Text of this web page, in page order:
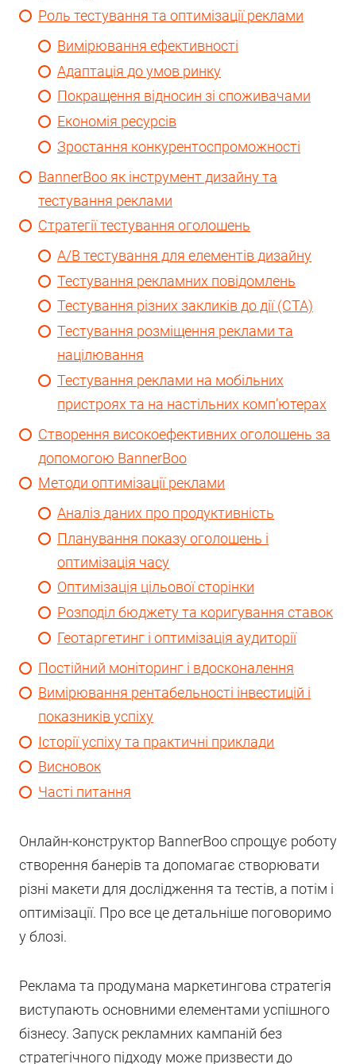
Роль тестування та оптимізації реклами
Вимірювання ефективності
Адаптація до умов ринку
Покращення відносин зі споживачами
Економія ресурсів
Зростання конкурентоспроможності
BannerBoo як інструмент дизайну та
тестування реклами
Стратегії тестування оголошень
A/B тестування для елементів дизайну
Тестування рекламних повідомлень
Тестування різних закликів до дії (CTA)
Тестування розміщення реклами та
націлювання
Тестування реклами на мобільних
пристроях та на настільних комп’ютерах
Створення високоефективних оголошень за
допомогою BannerBoo
Методи оптимізації реклами
Аналіз даних про продуктивність
Планування показу оголошень і
оптимізація часу
Оптимізація цільової сторінки
Розподіл бюджету та коригування ставок
Геотаргетинг і оптимізація аудиторії
Постійний моніторинг і вдосконалення
Вимірювання рентабельності інвестицій і
показників успіху
Історії успіху та практичні приклади
Висновок
Часті питання
Онлайн-конструктор BannerBoo спрощує роботу
створення банерів та допомагає створювати
різні макети для дослідження та тестів, а потім і
оптимізації. Про все це детальніше поговоримо
у блозі.
Реклама та продумана маркетингова стратегія
виступають основними елементами успішного
бізнесу. Запуск рекламних кампаній без
стратегічного підходу може призвести до